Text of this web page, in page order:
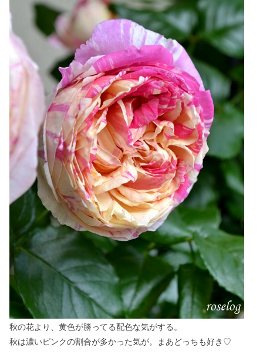
秋の花より、黄色が勝ってる配色な気がする。
秋は濃いピンクの割合が多かった気が。まあどっちも好き♡